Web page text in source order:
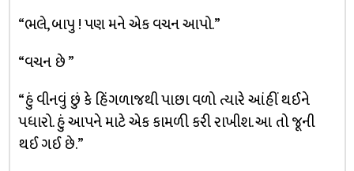
“ભલે, બાપુ ! પણ મને એક વચન આપો.”
“વચન છે ”
“હું વીનવું છું કે હિંગળાજથી પાછા વળો ત્યારે આંહીં થઈને
પધારો. હું આપને માટે એક કામળી કરી રાખીશ. આ તો જૂની
થઈ ગઈ છે.”